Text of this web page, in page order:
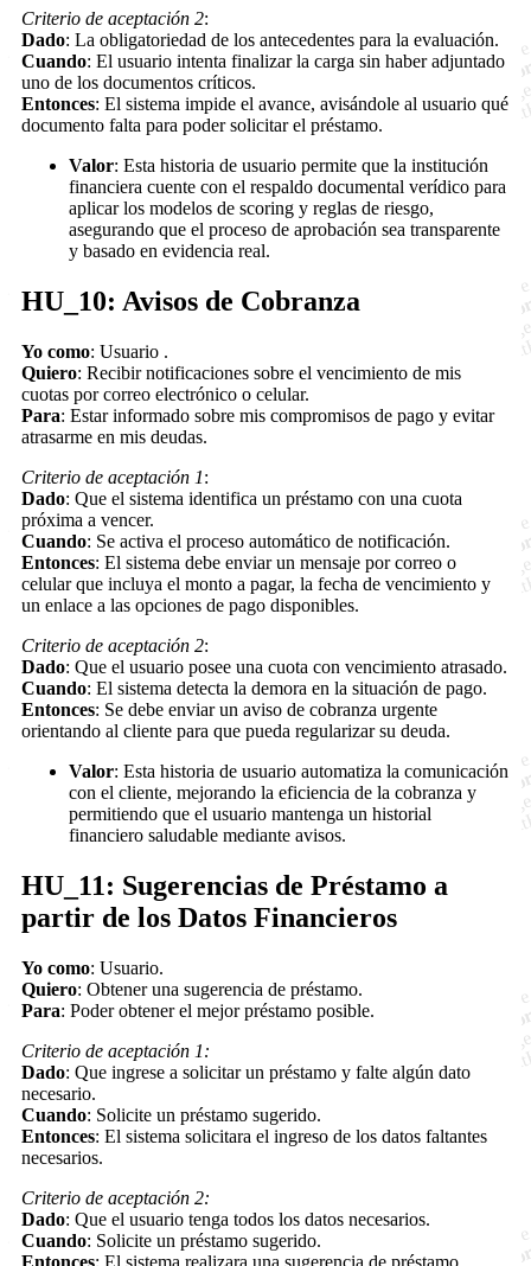
Criterio de aceptación 2:
Dado: La obligatoriedad de los antecedentes para la evaluación.
Cuando: El usuario intenta finalizar la carga sin haber adjuntado
uno de los documentos críticos.
Entonces: El sistema impide el avance, avisándole al usuario qué
documento falta para poder solicitar el préstamo.
Valor: Esta historia de usuario permite que la institución
financiera cuente con el respaldo documental verídico para
aplicar los modelos de scoring y reglas de riesgo,
asegurando que el proceso de aprobación sea transparente
y basado en evidencia real.
HU_10: Avisos de Cobranza
Yo como: Usuario .
Quiero: Recibir notificaciones sobre el vencimiento de mis
cuotas por correo electrónico o celular.
Para: Estar informado sobre mis compromisos de pago y evitar
atrasarme en mis deudas.
Criterio de aceptación 1:
Dado: Que el sistema identifica un préstamo con una cuota
próxima a vencer.
Cuando: Se activa el proceso automático de notificación.
Entonces: El sistema debe enviar un mensaje por correo o
celular que incluya el monto a pagar, la fecha de vencimiento y
un enlace a las opciones de pago disponibles.
Criterio de aceptación 2:
Dado: Que el usuario posee una cuota con vencimiento atrasado.
Cuando: El sistema detecta la demora en la situación de pago.
Entonces: Se debe enviar un aviso de cobranza urgente
orientando al cliente para que pueda regularizar su deuda.
Valor: Esta historia de usuario automatiza la comunicación
con el cliente, mejorando la eficiencia de la cobranza y
permitiendo que el usuario mantenga un historial
financiero saludable mediante avisos.
HU_11: Sugerencias de Préstamo a
partir de los Datos Financieros
Yo como: Usuario.
Quiero: Obtener una sugerencia de préstamo.
Para: Poder obtener el mejor préstamo posible.
Criterio de aceptación 1:
Dado: Que ingrese a solicitar un préstamo y falte algún dato
necesario.
Cuando: Solicite un préstamo sugerido.
Entonces: El sistema solicitara el ingreso de los datos faltantes
necesarios.
Criterio de aceptación 2:
Dado: Que el usuario tenga todos los datos necesarios.
Cuando: Solicite un préstamo sugerido.
Entonces: El sistema realizara una sugerencia de préstamo